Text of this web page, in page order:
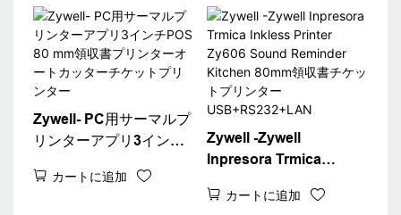
POSプリンター
USB+RS232+LAN+BT
Zywell- PC用サーマルプ
リンターアプリ3インチ
ンターオートカッターチ
カートに追加
Zywell -Zywell
Inpresora Trmica
Sound Reminder
カートに追加